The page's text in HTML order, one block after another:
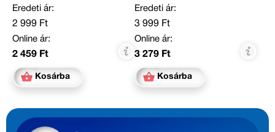
Eredeti ár:
2 999 Ft
Online ár:
2 459 Ft
Kosárba
Eredeti ár:
3 999 Ft
Online ár:
3 279 Ft
Kosárba